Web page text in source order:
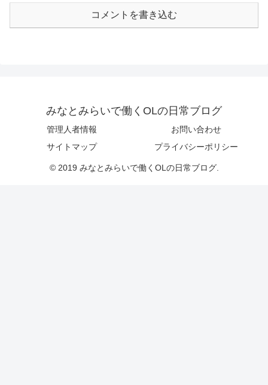
コメントを書き込む
みなとみらいで働くOLの日常ブログ
管理人者情報
お問い合わせ
サイトマップ
プライバシーポリシー
© 2019 みなとみらいで働くOLの日常ブログ.